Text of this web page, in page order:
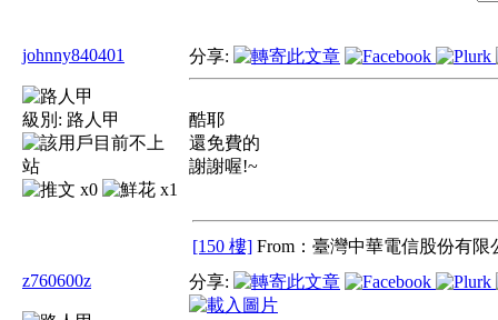
johnny840401
級別: 路人甲
x0 x1
分享:
酷耶
還免費的
謝謝喔!~
[150 樓] From：臺灣中華電信股份有限
z760600z
分享: